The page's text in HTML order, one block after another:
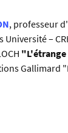
, professeur
–
Gallimard